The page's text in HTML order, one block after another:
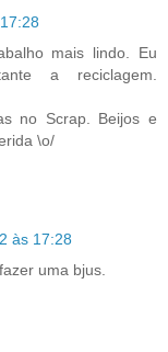
mais lindo. Eu
a reciclagem.
no Scrap. Beijos e
\o/
às 17:28
uma bjus.